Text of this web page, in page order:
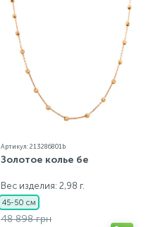
Артикул: 213286801b
Золотое колье бе
Вес изделия: 2,98 г.
45-50 см
48 898 грн